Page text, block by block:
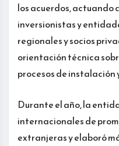
los acuerdos, actuando
inversionistas y
regionales y socios
orientación técnica
procesos de
Durante el año, la
internacionales de
extranjeras y elaboró